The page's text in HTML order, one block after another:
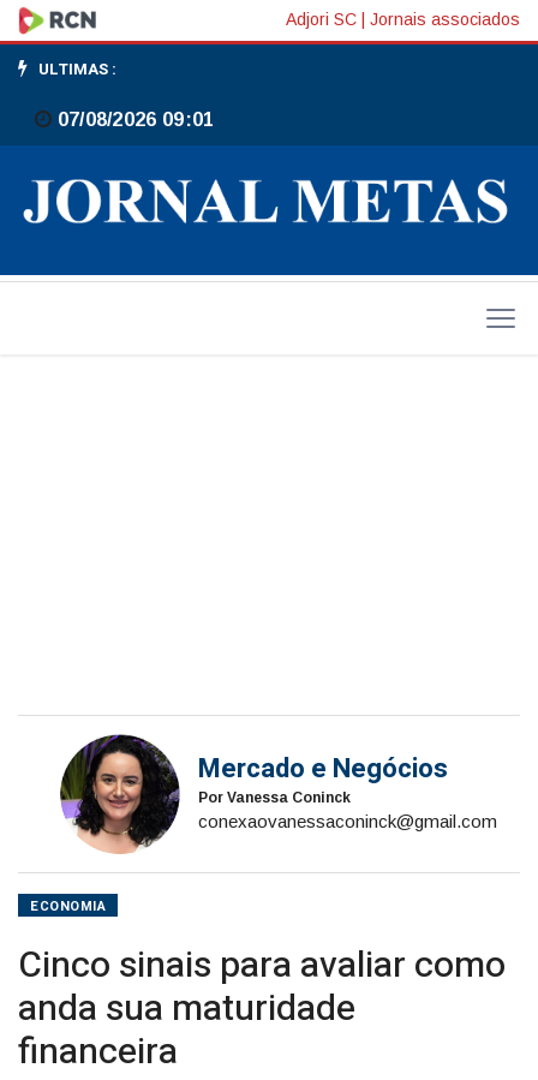
Cinco
sinais
para
avaliar
como
anda
Adjori SC Jornais associados
ULTIMAS :
07/08/2026 09:01
Mercado e Negócios
Por Vanessa Coninck
conexaovanessaconinck@gmail.com
ECONOMIA
Cinco sinais para avaliar como
anda sua maturidade
financeira